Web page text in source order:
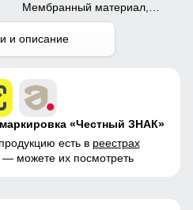
Мембранный материал,
Полиэстер
и описание
«Честный ЗНАК»
есть в реестрах
— можете их посмотреть